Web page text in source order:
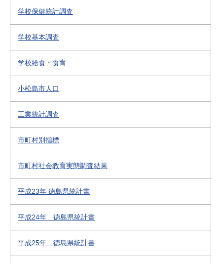
学校保健統計調査
学校基本調査
学校給食・食育
小松島市人口
工業統計調査
市町村別指標
市町村社会教育実態調査結果
平成23年 徳島県統計書
平成24年 徳島県統計書
平成25年 徳島県統計書